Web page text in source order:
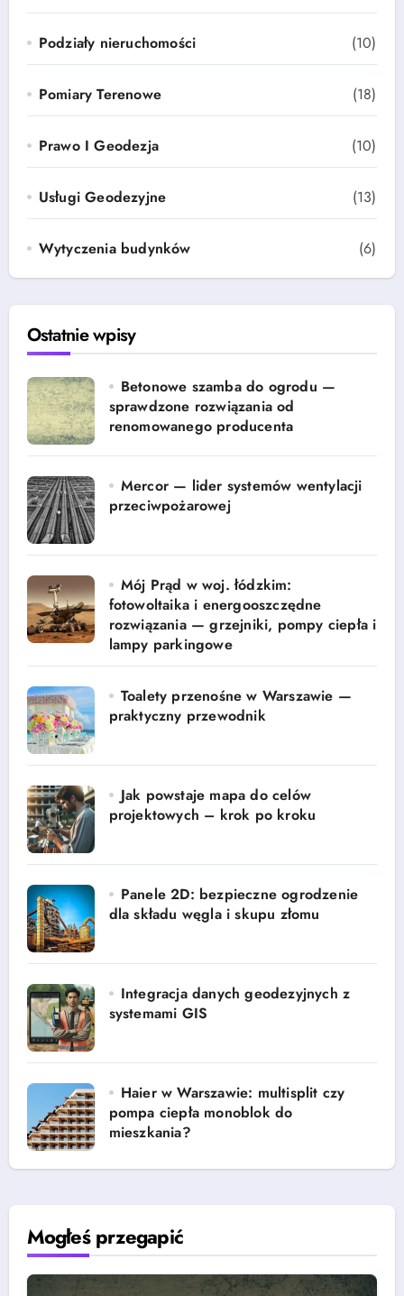
Podziały nieruchomości (10)
Pomiary Terenowe (18)
Prawo I Geodezja (10)
Usługi Geodezyjne (13)
Wytyczenia budynków (6)
Ostatnie wpisy
Betonowe szamba do ogrodu —
sprawdzone rozwiązania od
renomowanego producenta
Mercor — lider systemów wentylacji
przeciwpożarowej
Mój Prąd w woj. łódzkim:
fotowoltaika i energooszczędne
rozwiązania — grzejniki, pompy ciepła i
lampy parkingowe
Toalety przenośne w Warszawie —
praktyczny przewodnik
Jak powstaje mapa do celów
projektowych – krok po kroku
Panele 2D: bezpieczne ogrodzenie
dla składu węgla i skupu złomu
Integracja danych geodezyjnych z
systemami GIS
Haier w Warszawie: multisplit czy
pompa ciepła monoblok do
mieszkania?
Mogłeś przegapić